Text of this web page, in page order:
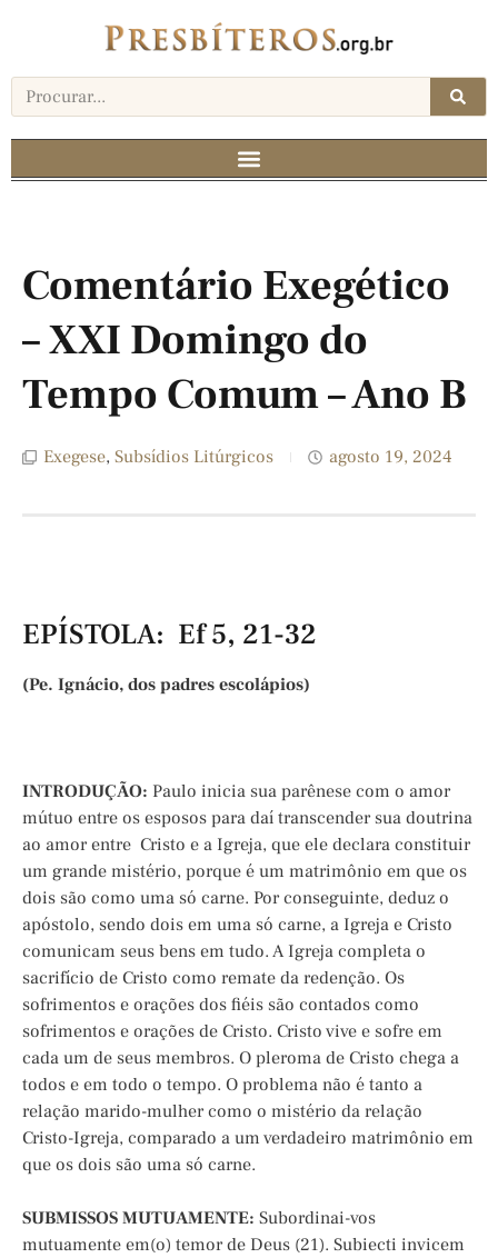
Comentário Exegético
– XXI Domingo do
Tempo Comum – Ano B
Exegese, Subsídios Litúrgicos agosto 19, 2024
EPÍSTOLA: Ef 5, 21-32
(Pe. Ignácio, dos padres escolápios)
INTRODUÇÃO: Paulo inicia sua parênese com o amor
mútuo entre os esposos para daí transcender sua doutrina
ao amor entre Cristo e a Igreja, que ele declara constituir
um grande mistério, porque é um matrimônio em que os
dois são como uma só carne. Por conseguinte, deduz o
apóstolo, sendo dois em uma só carne, a Igreja e Cristo
comunicam seus bens em tudo. A Igreja completa o
sacrifício de Cristo como remate da redenção. Os
sofrimentos e orações dos fiéis são contados como
sofrimentos e orações de Cristo. Cristo vive e sofre em
cada um de seus membros. O pleroma de Cristo chega a
todos e em todo o tempo. O problema não é tanto a
relação marido-mulher como o mistério da relação
Cristo-Igreja, comparado a um verdadeiro matrimônio em
que os dois são uma só carne.
SUBMISSOS MUTUAMENTE: Subordinai-vos
mutuamente em(o) temor de Deus (21). Subiecti invicem